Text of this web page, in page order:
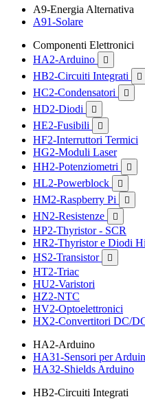
A9-Energia Alternativa
A91-Solare
Componenti Elettronici
HA2-Arduino

HB2-Circuiti Integrati 
HC2-Condensatori 
HD2-Diodi 
HE2-Fusibili 
HF2-Interruttori Termici
HG2-Moduli Laser
HH2-Potenziometri

HL2-Powerblock 
HM2-Raspberry Pi 
HN2-Resistenze 
HP2-Thyristor - SCR
HR2-Thyristor e Diodi
HS2-Transistor

HT2-Triac
HU2-Varistori
HZ2-NTC
HV2-Optoelettronici
HX2-Convertitori DC/
HA2-Arduino
HA31-Sensori per
HA32-Shields Arduino
HB2-Circuiti Integrati